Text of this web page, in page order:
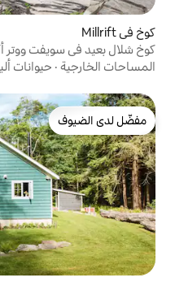
أكريس
أليفة·الحمام